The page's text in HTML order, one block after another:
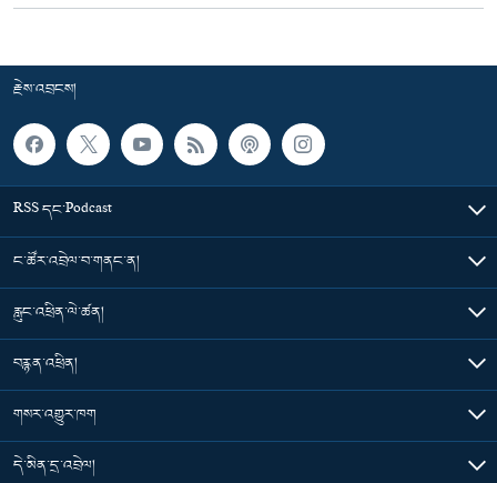
རྗེས་འབྲངས།
RSS དང་Podcast
ང་ཚོར་འབྲེལ་བ་གནང་ན།
རླུང་འཕྲིན་ལེ་ཚན།
བརྙན་འཕྲིན།
གསར་འགྱུར་ཁག
དེ་མིན་དྲ་འབྲེལ།